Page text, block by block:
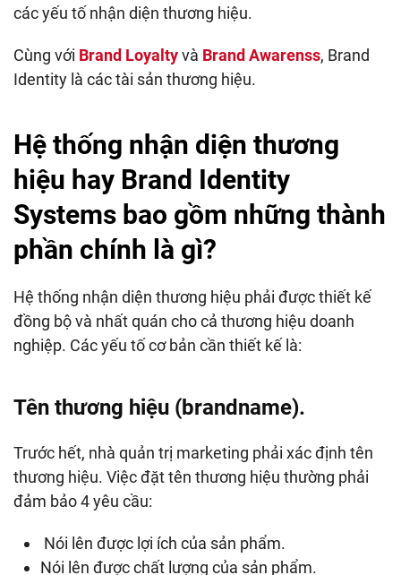
các yếu tố nhận diện thương hiệu.
Cùng với Brand Loyaltyvà Brand Awarenss, Brand
Identity là các tài sản thương hiệu.
Hệ thống nhận diện thương
hiệu hay Brand Identity
Systems bao gồm những thành
phần chính là gì?
Hệ thống nhận diện thương hiệu phải được thiết kế
đồng bộ và nhất quán cho cả thương hiệu doanh
nghiệp. Các yếu tố cơ bản cần thiết kế là:
Tên thương hiệu (brandname).
Trước hết, nhà quản trị marketing phải xác định tên
thương hiệu. Việc đặt tên thương hiệu thường phải
đảm bảo 4 yêu cầu:
Nói lên được lợi ích của sản phẩm.
Nói lên được chất lượng của sản phẩm.